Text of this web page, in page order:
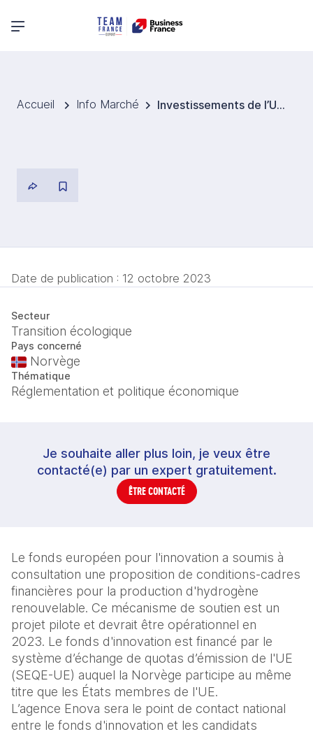
Menu principal
Accueil Info Marché Investissements de l’UE dans l’hydrogène
Date de publication : 12 octobre 2023
Secteur
Transition écologique
Pays concerné
Norvège
Thématique
Réglementation et politique économique
Je souhaite aller plus loin, je veux être
contacté(e) par un expert gratuitement.
ÊTRE CONTACTÉ
Le fonds européen pour l'innovation a soumis à
consultation une proposition de conditions-cadres
financières pour la production d'hydrogène
renouvelable. Ce mécanisme de soutien est un
projet pilote et devrait être opérationnel en
2023. Le fonds d'innovation est financé par le
système d’échange de quotas d’émission de l'UE
(SEQE-UE) auquel la Norvège participe au même
titre que les États membres de l'UE.
L’agence Enova sera le point de contact national
entre le fonds d'innovation et les candidats